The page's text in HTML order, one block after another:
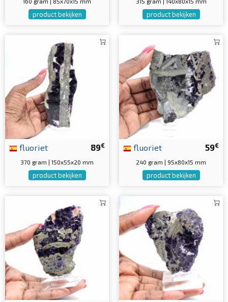
product bekijken product bekijken
89€
fluoriet
370 gram | 150x55x20 mm
product bekijken
59€
fluoriet
240 gram | 95x80x15 mm
product bekijken